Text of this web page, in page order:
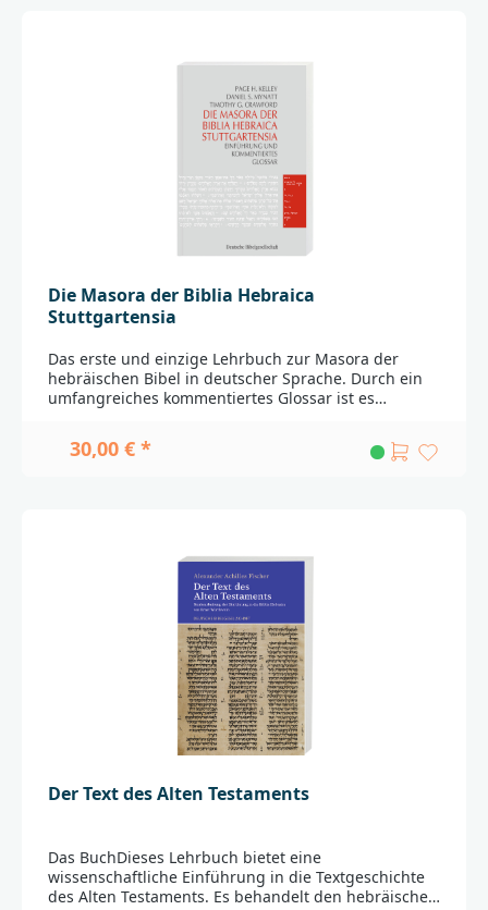
____________________Bei Fragen zur Produktsicherheit
wenden Sie sich bitte an:Deutsche
BibelgesellschaftBalinger Str. 31 A70567
Stuttgartproduktsicherheit@dbg.de
Die Masora der Biblia Hebraica
Stuttgartensia
Das erste und einzige Lehrbuch zur Masora der
hebräischen Bibel in deutscher Sprache. Durch ein
umfangreiches kommentiertes Glossar ist es
Nachschlagewerk
geeignet._________________________________________________
30,00 € *
Der Text des Alten Testaments
Das BuchDieses Lehrbuch bietet eine
wissenschaftliche Einführung in die Textgeschichte
des Alten Testaments. Es behandelt den hebräischen